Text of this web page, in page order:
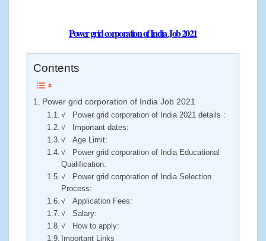
Power grid corporation of India Job 2021
Contents
Power grid corporation of India Job 2021
√ Power grid corporation of India 2021 details :
√ Important dates:
√ Age Limit:
√ Power grid corporation of India Educational
Qualification:
√ Power grid corporation of India Selection
Process:
√ Application Fees:
√ Salary:
√ How to apply:
Important Links